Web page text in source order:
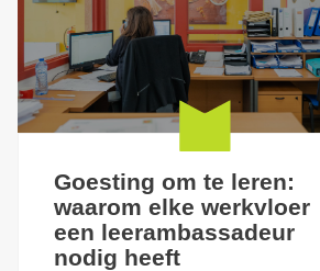
Goesting om te leren:
waarom elke werkvloer
een leerambassadeur
nodig heeft